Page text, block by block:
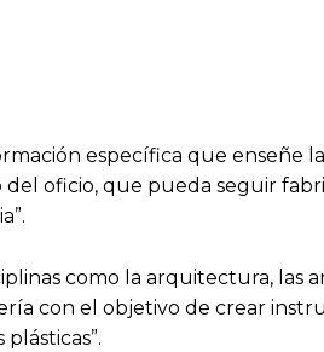
específica que
del oficio, que pueda seguir
como la arquitectura, las
con el objetivo de crear